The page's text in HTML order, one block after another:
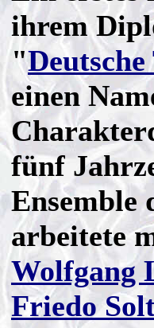
ihrem
"
einen
fünf
Ensemble
arbeitete
Wolfgang
Friedo